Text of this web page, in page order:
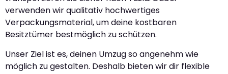
verwenden wir qualitativ hochwertiges
Verpackungsmaterial, um deine kostbaren
Besitztümer bestmöglich zu schützen.
Unser Ziel ist es, deinen Umzug so angenehm wie
möglich zu gestalten. Deshalb bieten wir dir flexible